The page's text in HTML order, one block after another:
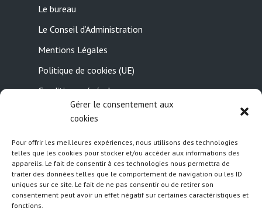
Gérer le consentement aux
cookies
Pour offrir les meilleures expériences, nous utilisons des technologies
telles que les cookies pour stocker et/ou accéder aux informations des
appareils. Le fait de consentir à ces technologies nous permettra de
traiter des données telles que le comportement de navigation ou les ID
uniques sur ce site. Le fait de ne pas consentir ou de retirer son
consentement peut avoir un effet négatif sur certaines caractéristiques et
fonctions.
Le bureau
Le Conseil d’Administration
Mentions Légales
Politique de cookies (UE)
Conditions générales
Contactez-nous
Suivez nous